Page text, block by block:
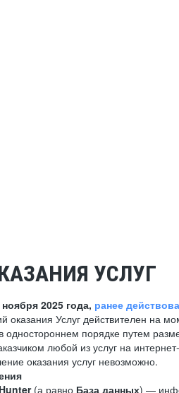
УСЛУГ
2025 года, ранее
оказания Услуг действителен на
одностороннем порядке путем
любой из услуг на
оказания услуг невозможно.
(а равно База данных) —